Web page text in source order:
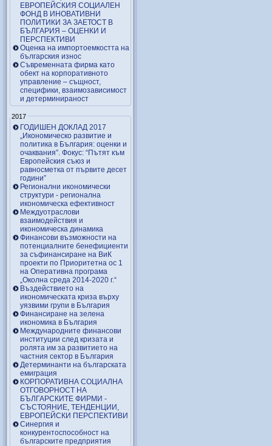
ЕВРОПЕЙСКИЯ СОЦИАЛЕН
ФОНД В ИНОВАТИВНИ
ПОЛИТИКИ ЗА ЗАЕТОСТ В
БЪЛГАРИЯ – OЦЕНКИ И
ПЕРСПЕКТИВИ
Оценка на импортоемкостта на
българския износ
Съвременната фирма като
обект на корпоративното
управление – същност,
специфики, взаимозависимост
и детерминираност
2017
ГОДИШЕН ДОКЛАД 2017
„Икономическо развитие и
политика в България: оценки и
очаквания”. Фокус: “Пътят към
Европейския съюз и
равносметка от първите десет
години”
Регионални икономически
структури - регионална
икономическа ефективност
Междуотраслови
взаимодействия и
икономическа динамика
Финансови възможности на
потенциалните бенефициенти
за съфинансиране на ВиК
проекти по Приоритетна ос 1
на Оперативна програма
„Околна среда 2014-2020 г.“
Въздействието на
икономическата криза върху
уязвими групи в България
Финансиране на зелена
икономика в България
Международните финансови
институции след кризата и
ролята им за развитието на
частния сектор в България
Детерминанти на българската
емиграция
КОРПОРАТИВНА СОЦИАЛНА
ОТГОВОРНОСТ НА
БЪЛГАРСКИТЕ ФИРМИ -
СЪСТОЯНИЕ, ТЕНДЕНЦИИ,
ЕВРОПЕЙСКИ ПЕРСПЕКТИВИ
Синергия и
конкурентоспособност на
българските предприятия